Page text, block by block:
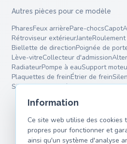
Autres pièces pour ce modèle
PharesFeux arrièrePare-chocsCapot
Rétroviseur extérieurJante
Biellette de directionPoignée de
Lève-vitreCollecteur d'admission
RadiateurPompe à eauSupport
Plaquettes de freinÉtrier de frein
Silencieux intermédiaireRessorts
Information
Ce site web utilise des cookies
propres pour fonctionner et
ainsi qu'un système d'analyse